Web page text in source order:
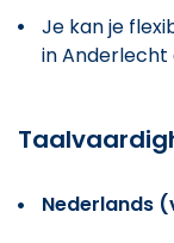
Je kan je
in Anderlecht
Nederlands